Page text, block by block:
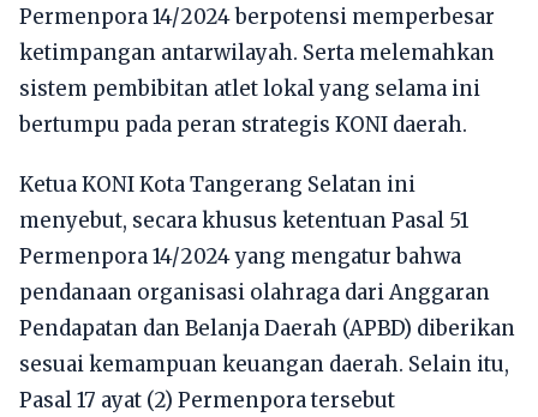
Permenpora 14/2024 berpotensi memperbesar
ketimpangan antarwilayah. Serta melemahkan
sistem pembibitan atlet lokal yang selama ini
bertumpu pada peran strategis KONI daerah.
Ketua KONI Kota Tangerang Selatan ini
menyebut, secara khusus ketentuan Pasal 51
Permenpora 14/2024 yang mengatur bahwa
pendanaan organisasi olahraga dari Anggaran
Pendapatan dan Belanja Daerah (APBD) diberikan
sesuai kemampuan keuangan daerah. Selain itu,
Pasal 17 ayat (2) Permenpora tersebut